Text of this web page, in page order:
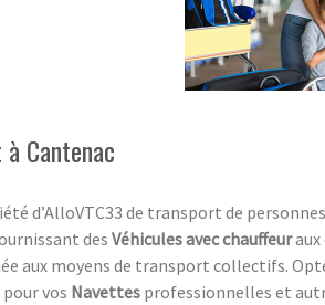
Cantenac
d’AlloVTC33 de transport de
des Véhicules avec chauffeuraux
aux moyens de transport collectifs.
pour vos Navettes professionnelles et